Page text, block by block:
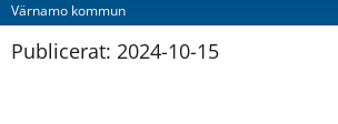
Värnamo kommun
Publicerat: 2024-10-15